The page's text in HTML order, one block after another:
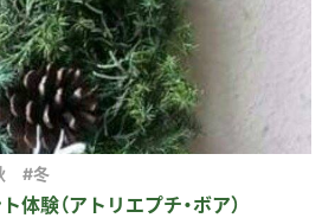
体験（アトリエプチ・ボア）
#冬